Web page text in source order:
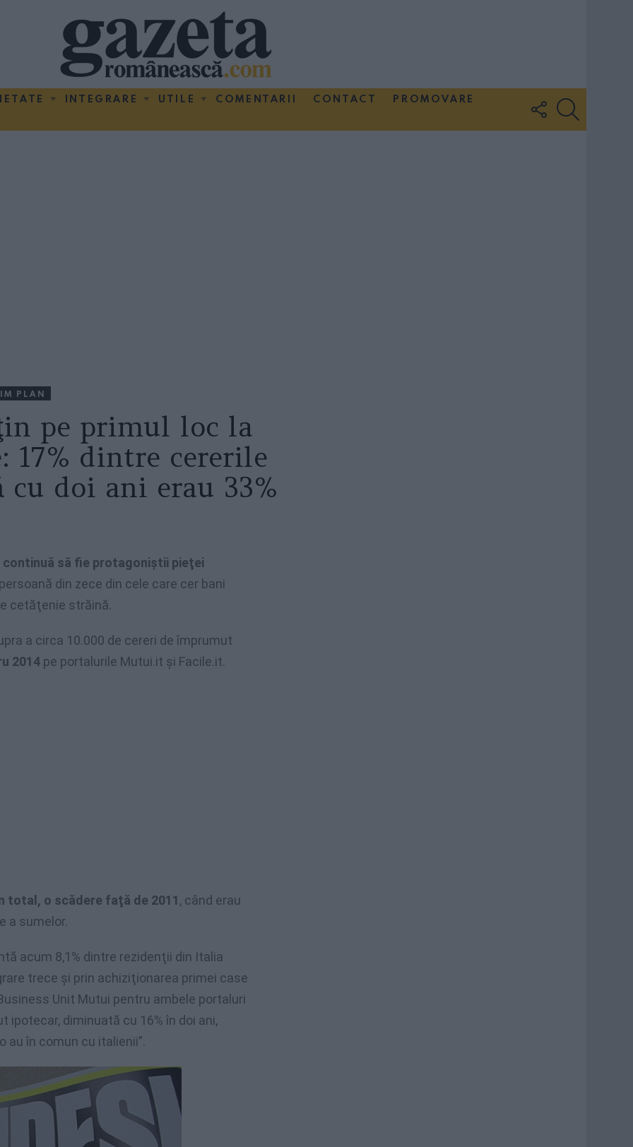
INTEGRARE UTILE COMENTARII CONTACT
PROMOVARE
FOLLOW
US
PLAN
pe primul loc la
17% dintre cererile
doi ani erau 33%
continuă să fie protagoniştii pieţei
din zece din cele care cer bani
cetăţenie străină.
a circa 10.000 de cereri de împrumut
2014 pe portalurile Mutui.it şi Facile.it.
total, o scădere faţă de 2011 , când erau
a sumelor.
acum 8,1% dintre rezidenţii din Italia
trece şi prin achiziţionarea primei case
Unit Mutui pentru ambele portaluri
diminuată cu 16% în doi ani,
au în comun cu italienii”.